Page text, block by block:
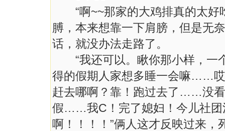
“啊~~那家的大鸡排真的太好
膊，本来想靠一下肩膀，但是
话，就没办法走路了。
“我还可以。瞅你那小样，一
得的假期人家想多睡一会嘛……
赶去哪啊？靠！跑过去了……没看
假……我C！完了媳妇！今儿社
啊！！！！”俩人这才反映过来，